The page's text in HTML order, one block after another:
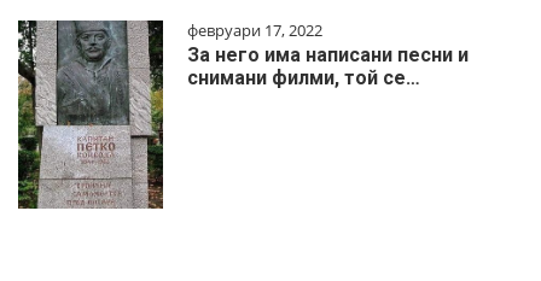
февруари 17, 2022
За него има написани песни и
снимани филми, той се…